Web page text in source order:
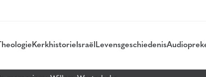
Theologie Kerkhistorie Israël Levensgeschiedenis